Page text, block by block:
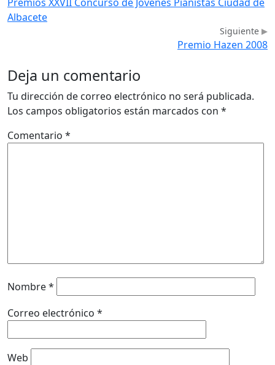
Albacete
Siguiente
Premio Hazen 2008
Deja un comentario
Tu dirección de correo electrónico no será publicada.
Los campos obligatorios están marcados con *
Comentario *
Nombre*
Correo electrónico *
Web